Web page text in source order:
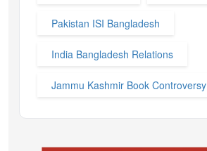
Pakistan ISI Bangladesh
India Bangladesh Relations
Jammu Kashmir Book Controversy